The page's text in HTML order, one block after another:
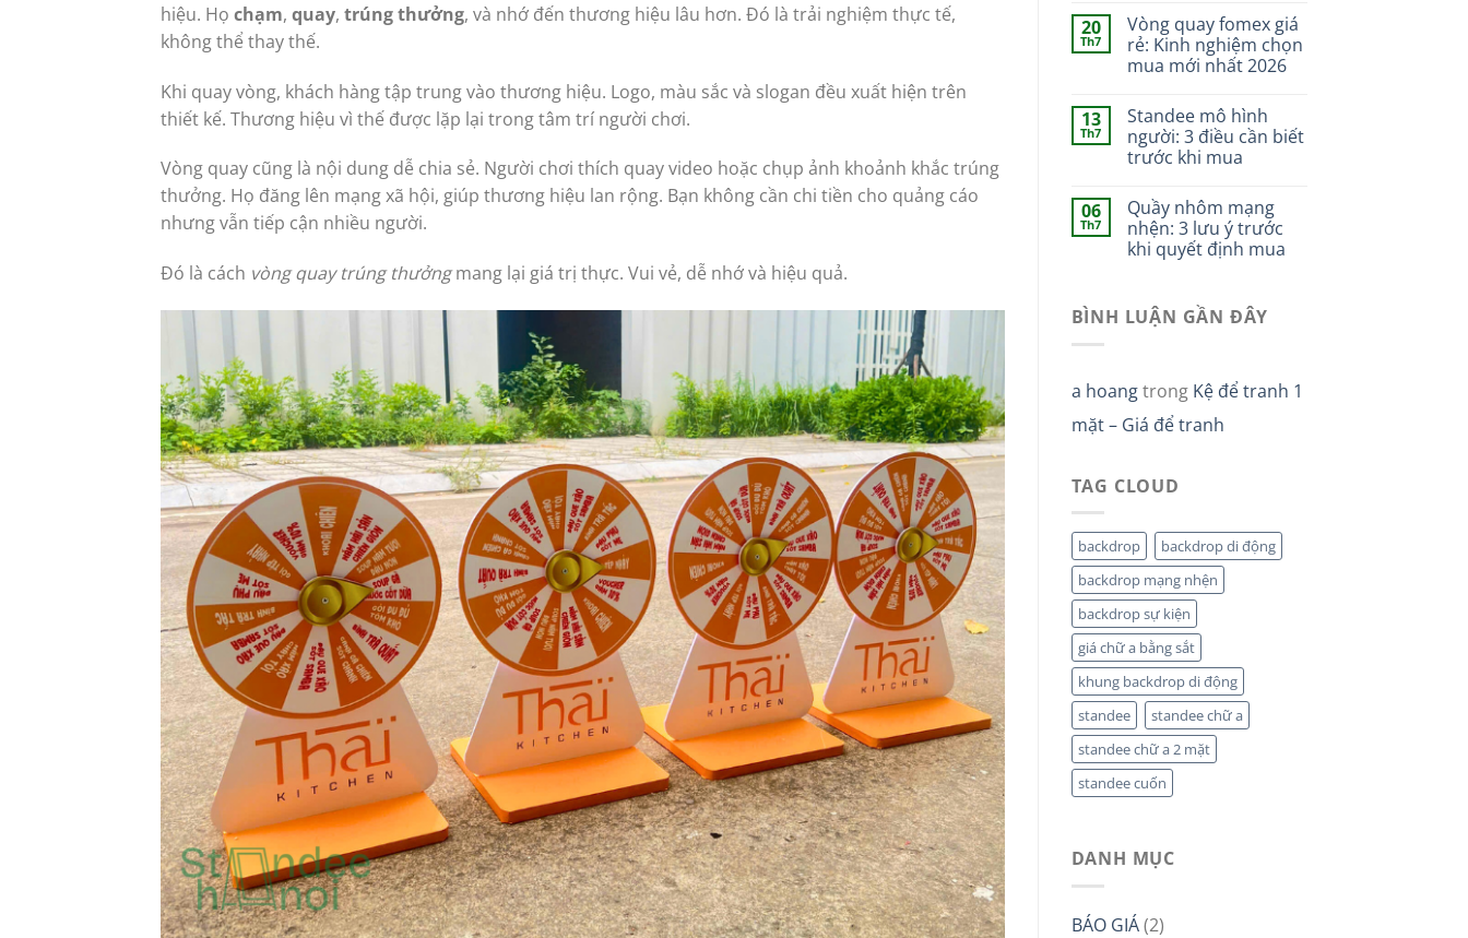
hiệu. Họ chạm, quay, trúng thưởng, và nhớ đến thương hiệu lâu hơn. Đó là trải nghiệm thực tế,
không thể thay thế.
Khi quay vòng, khách hàng tập trung vào thương hiệu. Logo, màu sắc và slogan đều xuất hiện trên
thiết kế. Thương hiệu vì thế được lặp lại trong tâm trí người chơi.
Vòng quay cũng là nội dung dễ chia sẻ. Người chơi thích quay video hoặc chụp ảnh khoảnh khắc trúng
thưởng. Họ đăng lên mạng xã hội, giúp thương hiệu lan rộng. Bạn không cần chi tiền cho quảng cáo
nhưng vẫn tiếp cận nhiều người.
Đó là cách vòng quay trúng thưởngmang lại giá trị thực. Vui vẻ, dễ nhớ và hiệu quả.
20
Th7
Vòng quay fomex giá
rẻ: Kinh nghiệm chọn
mua mới nhất 2026
13
Th7
Standee mô hình
người: 3 điều cần biết
trước khi mua
06
Th7
Quầy nhôm mạng
nhện: 3 lưu ý trước
khi quyết định mua
BÌNH LUẬN GẦN ĐÂY
a hoangtrong Kệ để tranh 1
mặt – Giá để tranh
TAG CLOUD
backdrop
backdrop di động
backdrop mạng nhện
backdrop sự kiện
giá chữ a bằng sắt
khung backdrop di động
standee
standee chữ a
standee chữ a 2 mặt
standee cuốn
DANH MỤC
BÁO GIÁ(2)